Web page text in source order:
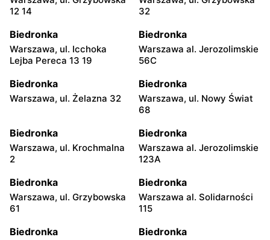
12 14
32
Biedronka
Warszawa, ul. Icchoka
Lejba Pereca 13 19
Biedronka
Warszawa al. Jerozolimskie
56C
Biedronka
Warszawa, ul. Żelazna 32
Biedronka
Warszawa, ul. Nowy Świat
68
Biedronka
Warszawa, ul. Krochmalna
2
Biedronka
Warszawa al. Jerozolimskie
123A
Biedronka
Warszawa, ul. Grzybowska
61
Biedronka
Warszawa al. Solidarności
115
Biedronka Biedronka